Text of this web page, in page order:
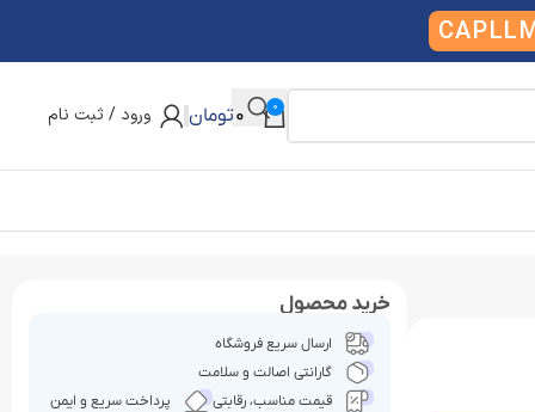
0
0تومان ورود / ثبت نام
خرید محصول
ارسال سریع فروشگاه
گارانتی اصالت و سلامت
قیمت مناسب، رقابتی
پرداخت سریع و ایمن